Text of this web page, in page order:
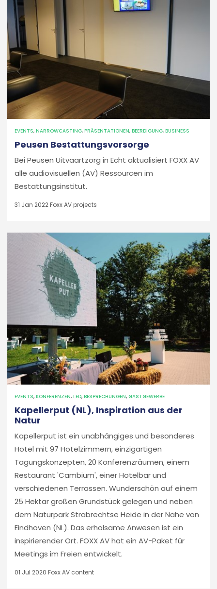
EVENTS, NARROWCASTING, PRÄSENTATIONEN, BEERDIGUNG, BUSINESS
Peusen Bestattungsvorsorge
Bei Peusen Uitvaartzorg in Echt aktualisiert FOXX AV
alle audiovisuellen (AV) Ressourcen im
Bestattungsinstitut.
31 Jan 2022Foxx AV projects
EVENTS, KONFERENZEN, LED, BESPRECHUNGEN, GASTGEWERBE
Kapellerput (NL), Inspiration aus der
Natur
Kapellerput ist ein unabhängiges und besonderes
Hotel mit 97 Hotelzimmern, einzigartigen
Tagungskonzepten, 20 Konferenzräumen, einem
Restaurant 'Cambium', einer Hotelbar und
verschiedenen Terrassen. Wunderschön auf einem
25 Hektar großen Grundstück gelegen und neben
dem Naturpark Strabrechtse Heide in der Nähe von
Eindhoven (NL). Das erholsame Anwesen ist ein
inspirierender Ort. FOXX AV hat ein AV-Paket für
Meetings im Freien entwickelt.
01 Jul 2020 Foxx AV content